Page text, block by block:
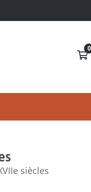
0
siècles